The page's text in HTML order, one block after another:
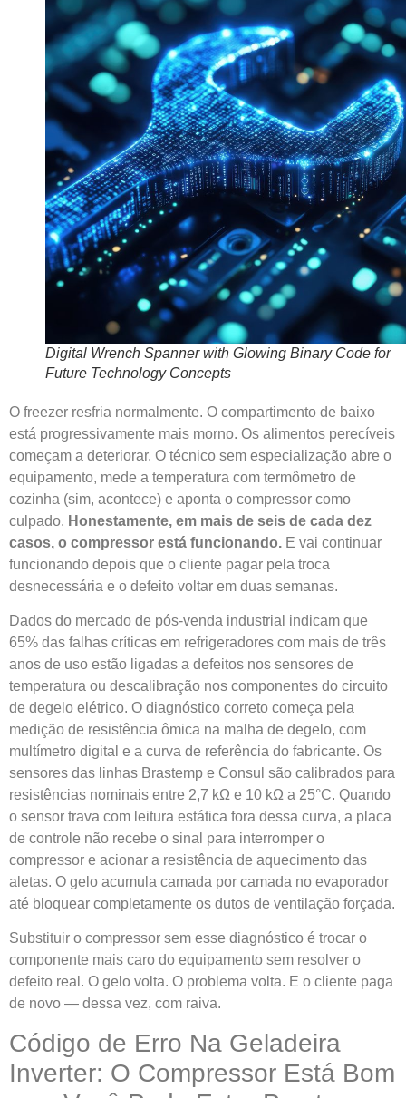
Digital Wrench Spanner with Glowing Binary Code for
Future Technology Concepts
O freezer resfria normalmente. O compartimento de baixo
está progressivamente mais morno. Os alimentos perecíveis
começam a deteriorar. O técnico sem especialização abre o
equipamento, mede a temperatura com termômetro de
cozinha (sim, acontece) e aponta o compressor como
culpado. Honestamente, em mais de seis de cada dez
casos, o compressor está funcionando. E vai continuar
funcionando depois que o cliente pagar pela troca
desnecessária e o defeito voltar em duas semanas.
Dados do mercado de pós-venda industrial indicam que
65% das falhas críticas em refrigeradores com mais de três
anos de uso estão ligadas a defeitos nos sensores de
temperatura ou descalibração nos componentes do circuito
de degelo elétrico. O diagnóstico correto começa pela
medição de resistência ômica na malha de degelo, com
multímetro digital e a curva de referência do fabricante. Os
sensores das linhas Brastemp e Consul são calibrados para
resistências nominais entre 2,7 kΩ e 10 kΩ a 25°C. Quando
o sensor trava com leitura estática fora dessa curva, a placa
de controle não recebe o sinal para interromper o
compressor e acionar a resistência de aquecimento das
aletas. O gelo acumula camada por camada no evaporador
até bloquear completamente os dutos de ventilação forçada.
Substituir o compressor sem esse diagnóstico é trocar o
componente mais caro do equipamento sem resolver o
defeito real. O gelo volta. O problema volta. E o cliente paga
de novo — dessa vez, com raiva.
Código de Erro Na Geladeira
Inverter: O Compressor Está Bom